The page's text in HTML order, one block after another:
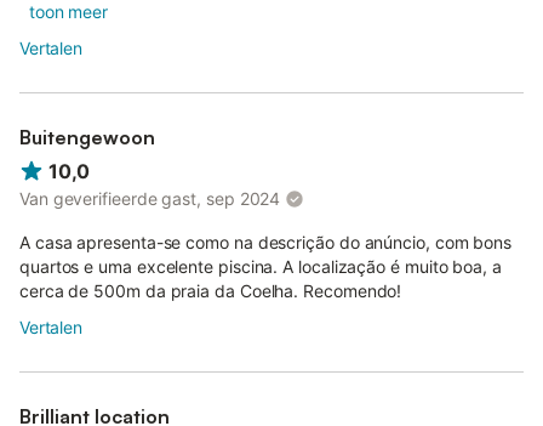
toon meer
Vertalen
Buitengewoon
10,0
Van geverifieerde gast, sep 2024
A casa apresenta-se como na descrição do anúncio, com bons
quartos e uma excelente piscina. A localização é muito boa, a
cerca de 500m da praia da Coelha. Recomendo!
Vertalen
Brilliant location